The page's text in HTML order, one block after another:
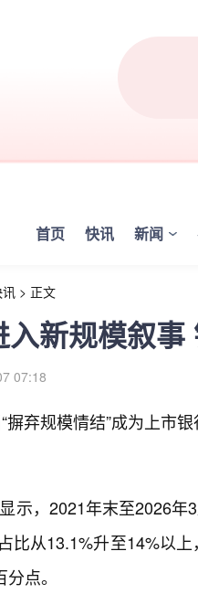
首页 快讯 新闻
> 正文
入新规模叙
07:18
摒弃规模情结”成为上市
示，2021年末至2026
比从13.1%升至14%以
点。